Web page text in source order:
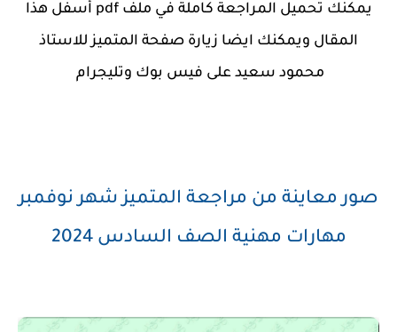
يمكنك تحميل المراجعة كاملة في ملف pdf أسفل هذا
المقال ويمكنك ايضا زيارة صفحة المتميز للاستاذ
محمود سعيد على فيس بوك وتليجرام
صور معاينة من مراجعة المتميز شهر نوفمبر
مهارات مهنية الصف السادس 2024